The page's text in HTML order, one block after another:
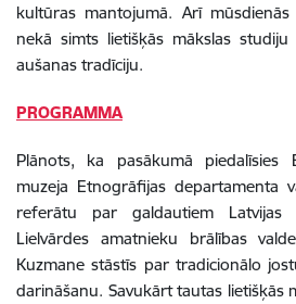
kultūras mantojumā. Arī
nekā simts lietišķās mākslas
aušanas tradīciju.
PROGRAMMA
Plānots, ka pasākumā piedalīsies
muzeja Etnogrāfijas departamenta
referātu par galdautiem
Lielvārdes amatnieku brālības
Kuzmane stāstīs par tradicionālo
darināšanu. Savukārt tautas lietišķās